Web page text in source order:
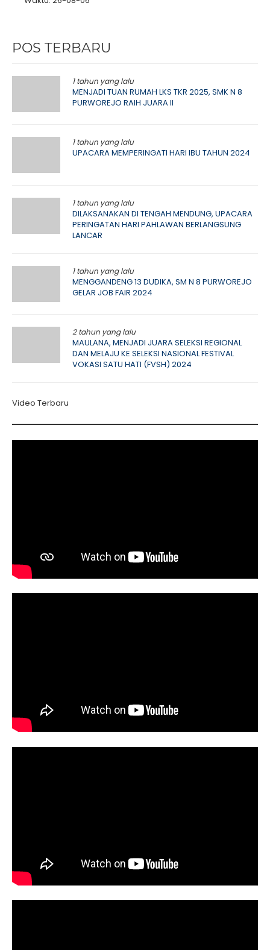
POS TERBARU
1 tahun yang lalu
MENJADI TUAN RUMAH LKS TKR 2025, SMK N 8
PURWOREJO RAIH JUARA II
1 tahun yang lalu
UPACARA MEMPERINGATI HARI IBU TAHUN 2024
1 tahun yang lalu
DILAKSANAKAN DI TENGAH MENDUNG, UPACARA
PERINGATAN HARI PAHLAWAN BERLANGSUNG
LANCAR
1 tahun yang lalu
MENGGANDENG 13 DUDIKA, SM N 8 PURWOREJO
GELAR JOB FAIR 2024
2 tahun yang lalu
MAULANA, MENJADI JUARA SELEKSI REGIONAL
DAN MELAJU KE SELEKSI NASIONAL FESTIVAL
VOKASI SATU HATI (FVSH) 2024
Video Terbaru